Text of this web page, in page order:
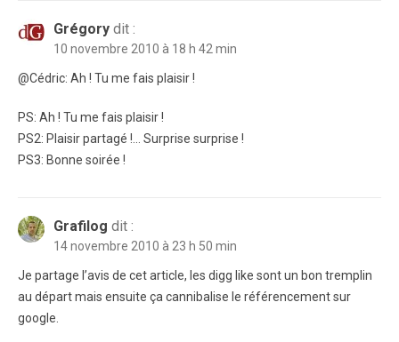
Grégory dit :
10 novembre 2010 à 18 h 42 min
@Cédric: Ah ! Tu me fais plaisir !
PS: Ah ! Tu me fais plaisir !
PS2: Plaisir partagé !… Surprise surprise !
PS3: Bonne soirée !
Grafilog dit :
14 novembre 2010 à 23 h 50 min
Je partage l’avis de cet article, les digg like sont un bon tremplin
au départ mais ensuite ça cannibalise le référencement sur
google.